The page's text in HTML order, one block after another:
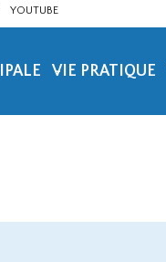
YOUTUBE
VIE PRATIQUE